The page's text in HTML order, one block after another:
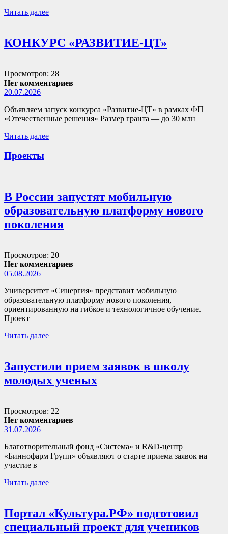
Читать далее
КОНКУРС «РАЗВИТИЕ-ЦТ»
Просмотров: 28
Нет комментариев
20.07.2026
Объявляем запуск конкурса «Развитие-ЦТ» в рамках ФП
«Отечественные решения» Размер гранта — до 30 млн
Читать далее
Проекты
В России запустят мобильную
образовательную платформу нового
поколения
Просмотров: 20
Нет комментариев
05.08.2026
Университет «Синергия» представит мобильную
образовательную платформу нового поколения,
ориентированную на гибкое и технологичное обучение.
Проект
Читать далее
Запустили прием заявок в школу
молодых ученых
Просмотров: 22
Нет комментариев
31.07.2026
Благотворительный фонд «Система» и R&D-центр
«Биннофарм Групп» объявляют о старте приема заявок на
участие в
Читать далее
Портал «Культура.РФ» подготовил
специальный проект для учеников